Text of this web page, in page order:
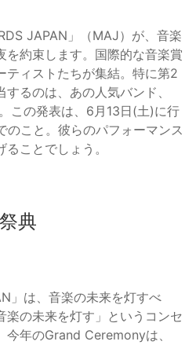
JAPAN」（MAJ）が、音楽
を約束します。国際的な音楽賞
ティストたちが集結。特に第2
るのは、あの人気バンド、
この発表は、6月13日(土)に行
こと。彼らのパフォーマンス
ことでしょう。
典
」は、音楽の未来を灯すべ
楽の未来を灯す」というコンセ
年のGrand Ceremonyは、